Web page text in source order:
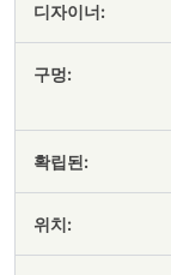
디자이너:
구멍:
확립된:
위치: